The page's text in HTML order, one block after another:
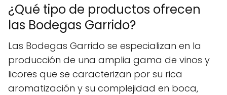
¿Qué tipo de productos ofrecen
las Bodegas Garrido?
Las Bodegas Garrido se especializan en la
producción de una amplia gama de vinos y
licores que se caracterizan por su rica
aromatización y su complejidad en boca,